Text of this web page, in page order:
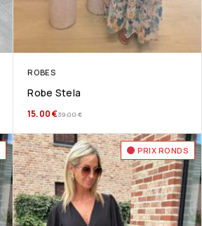
ROBES
Robe Stela
39.00€
15.00€
PRIX RONDS